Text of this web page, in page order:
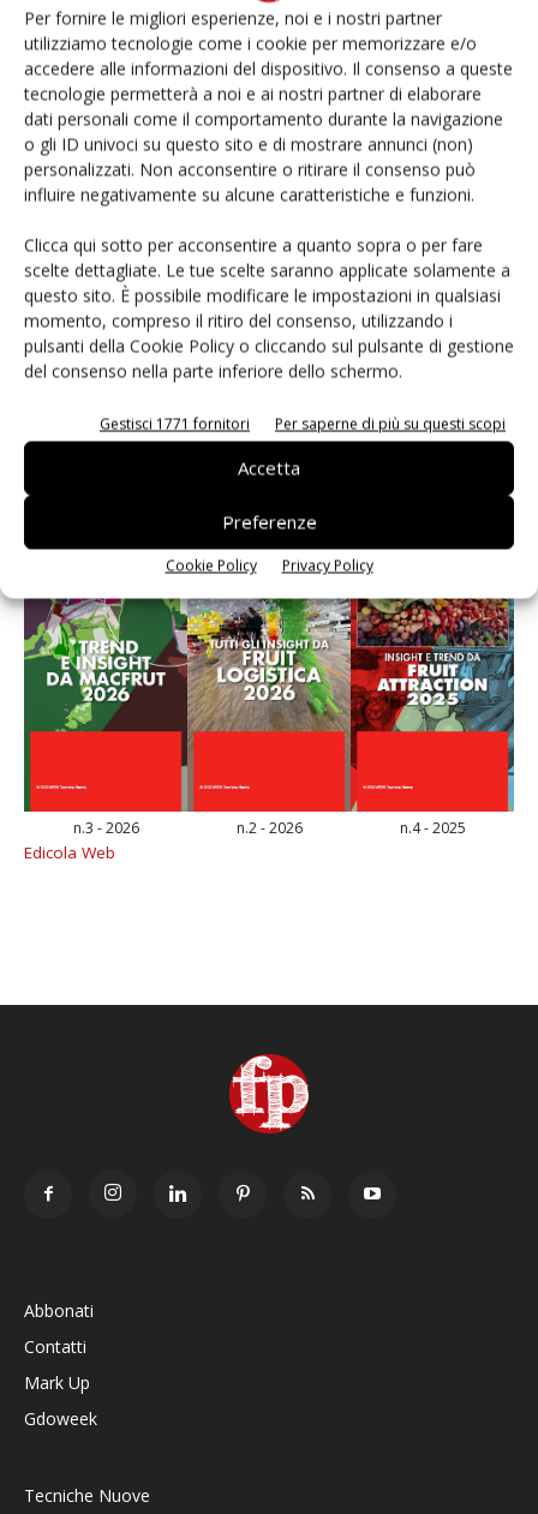
Per fornire le migliori esperienze, noi e i nostri partner
utilizziamo tecnologie come i cookie per memorizzare e/o
accedere alle informazioni del dispositivo. Il consenso a queste
tecnologie permetterà a noi e ai nostri partner di elaborare
dati personali come il comportamento durante la navigazione
o gli ID univoci su questo sito e di mostrare annunci (non)
personalizzati. Non acconsentire o ritirare il consenso può
influire negativamente su alcune caratteristiche e funzioni.
Clicca qui sotto per acconsentire a quanto sopra o per fare
scelte dettagliate. Le tue scelte saranno applicate solamente a
questo sito. È possibile modificare le impostazioni in qualsiasi
momento, compreso il ritiro del consenso, utilizzando i
pulsanti della Cookie Policy o cliccando sul pulsante di gestione
del consenso nella parte inferiore dello schermo.
Gestisci 1771 fornitori Per saperne di più su questi scopi
Accetta
Preferenze
Cookie Policy Privacy Policy
L’ortofrutta di Extra Supermercati tra localismo e
Ai #Repartofresh
Non è una susina: è Metis… e può rivoluzionare la
categoria
Andamento prezzi ortofrutta in Italia al 27 luglio
2026
Leonardo Odorizzi: “Dobbiamo creare stupore nel
punto di vendita” #vocidellortofrutta
E-magazine
n.3 - 2026 n.2 - 2026 n.4 - 2025
Edicola Web
Abbonati
Contatti
Mark Up
Gdoweek
Tecniche Nuove